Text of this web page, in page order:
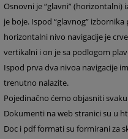
Osnovni je “glavni”
je boje. Ispod “glavnog”
horizontalni nivo navigacije je
vertikalni i on je sa podlogom
Ispod prva dva nivoa navigacije
trenutno nalazite.
Pojedinačno ćemo objasniti
Dokumenti na web stranici su u
Doc i pdf formati su formirani za